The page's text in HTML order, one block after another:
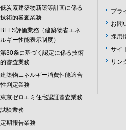
低炭素建築物新築等計画に係る
技術的審査業務
BELS評価業務（建築物省エネ
ルギー性能表示制度）
第30条に基づく認定に係る技術
的審査業務
建築物エネルギー消費性能適合
性判定業務
東京ゼロエミ住宅認証審査業務
試験業務
定期報告業務
プラ
お問
採用
サイ
リン